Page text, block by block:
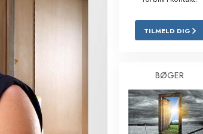
Løsninger til stoffer
Redskaber til arbejdspladsen
Etik og tilstandene
Årsagen til undertrykkelse
TILMELD DIG
BØGER